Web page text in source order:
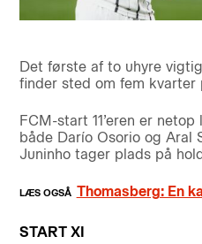
Det første af to uhyre
finder sted om fem kvarter
FCM-start 11’eren er
både Darío Osorio og Aral
Juninho tager plads på
Thomasberg: En
START XI